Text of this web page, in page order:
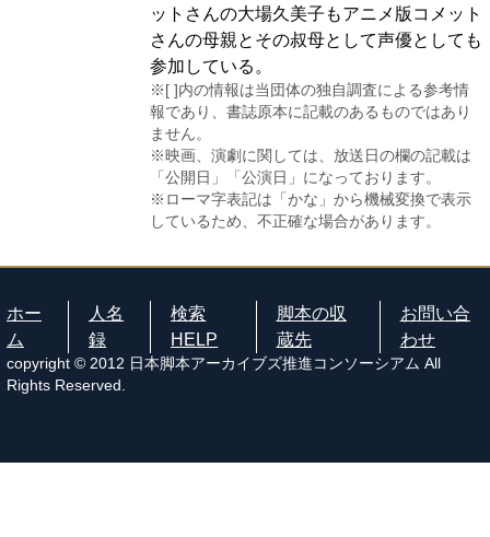
ットさんの大場久美子もアニメ版コメット
さんの母親とその叔母として声優としても
参加している。
※[ ]内の情報は当団体の独自調査による参考情
報であり、書誌原本に記載のあるものではあり
ません。
※映画、演劇に関しては、放送日の欄の記載は
「公開日」「公演日」になっております。
※ローマ字表記は「かな」から機械変換で表示
しているため、不正確な場合があります。
ホー
ム
人名
録
検索
HELP
脚本の収
蔵先
お問い合
わせ
copyright © 2012 日本脚本アーカイブズ推進コンソーシアム All
Rights Reserved.